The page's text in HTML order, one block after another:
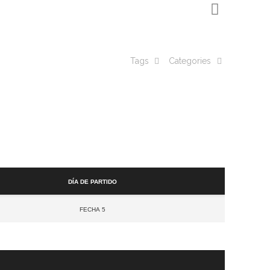
Categories
Tags
Día de partido
Fecha 5